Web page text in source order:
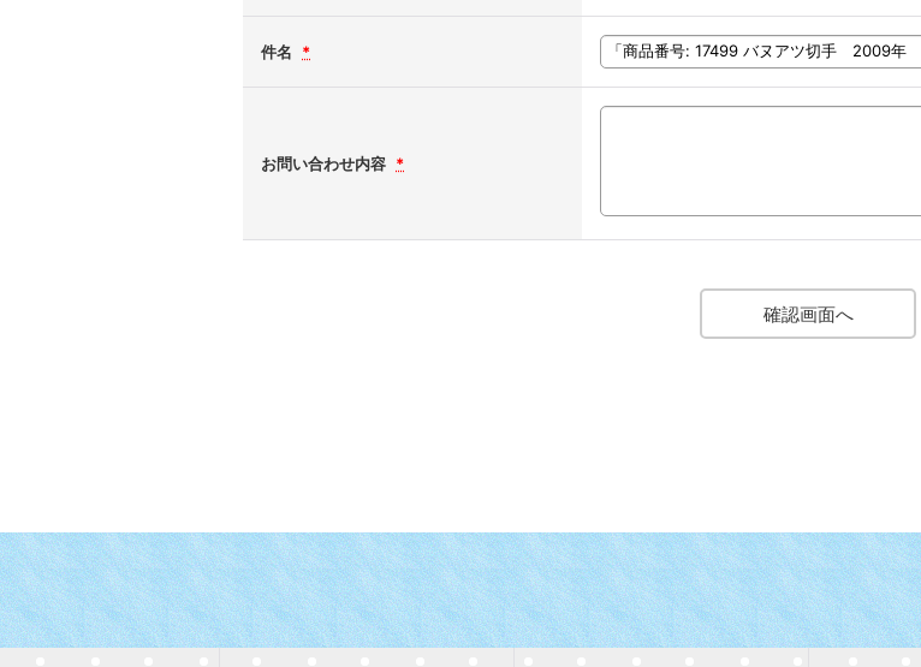
件名 *
お問い合わせ内容 *